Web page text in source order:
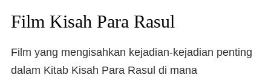
Film Kisah Para Rasul
Film yang mengisahkan kejadian-kejadian penting
dalam Kitab Kisah Para Rasul di mana